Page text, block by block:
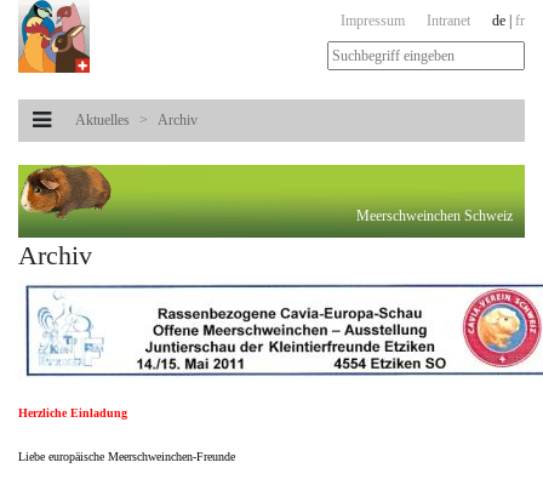
Impressum Intranet de| fr
Aktuelles Archiv
Meerschweinchen Schweiz
Archiv
Herzliche Einladung
Liebe europäische Meerschweinchen-Freunde